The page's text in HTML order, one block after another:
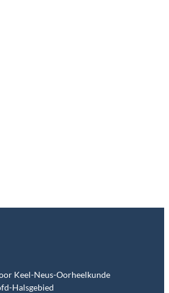
Keel-Neus-Oorheelkunde
Halsgebied